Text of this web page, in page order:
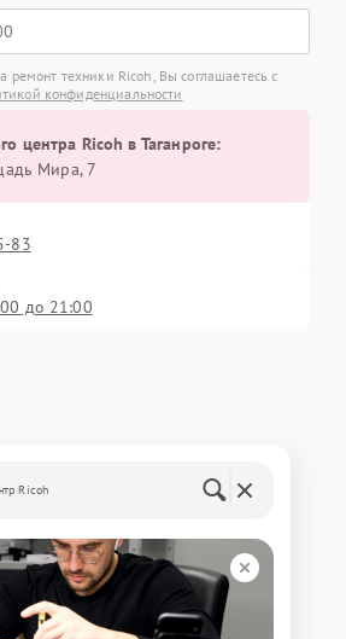
ремонт техники Ricoh, Вы соглашаетесь с
конфиденциальности
центра Ricoh в Таганроге:
Мира, 7
83
до 21:00
Ricoh